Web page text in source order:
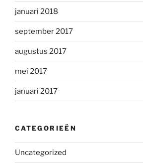
januari 2018
september 2017
augustus 2017
mei 2017
januari 2017
CATEGORIEËN
Uncategorized